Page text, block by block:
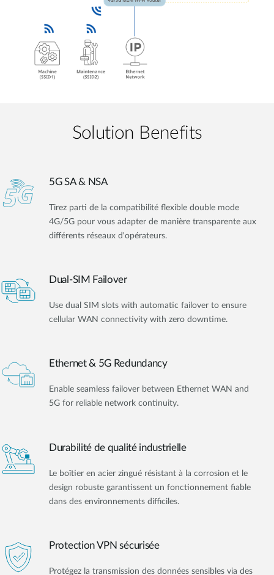
Solution Benefits
5G SA & NSA
Tirez parti de la compatibilité flexible double mode
4G/5G pour vous adapter de manière transparente aux
différents réseaux d'opérateurs.
Dual-SIM Failover
Use dual SIM slots with automatic failover to ensure
cellular WAN connectivity with zero downtime.
Ethernet & 5G Redundancy
Enable seamless failover between Ethernet WAN and
5G for reliable network continuity.
Durabilité de qualité industrielle
Le boîtier en acier zingué résistant à la corrosion et le
design robuste garantissent un fonctionnement fiable
dans des environnements difficiles.
Protection VPN sécurisée
Protégez la transmission des données sensibles via des